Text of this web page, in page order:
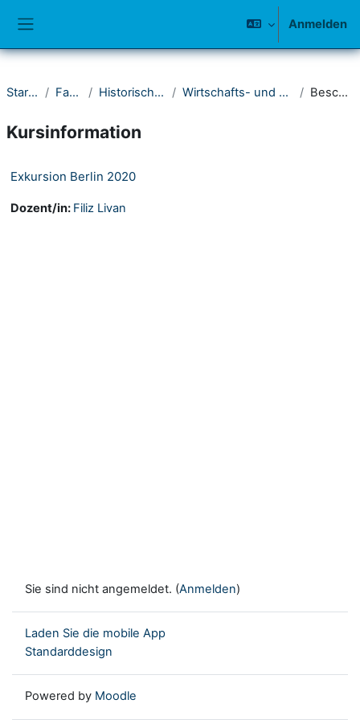
Anmelden
Startseite Fakultät I Historisches Seminar Wirtschafts- und Sozialgeschichte Beschreibung
Kursinformation
Exkursion Berlin 2020
Dozent/in: Filiz Livan
Sie sind nicht angemeldet. (Anmelden)
Laden Sie die mobile App
Standarddesign
Powered by Moodle